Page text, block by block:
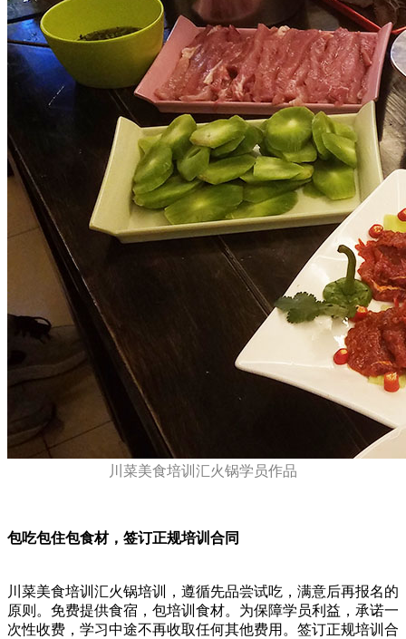
川菜美食培训汇火锅学员作品
包吃包住包食材，签订正规培训合同
川菜美食培训汇火锅培训，遵循先品尝试吃，满意后再报名的
原则。免费提供食宿，包培训食材。为保障学员利益，承诺一
次性收费，学习中途不再收取任何其他费用。签订正规培训合